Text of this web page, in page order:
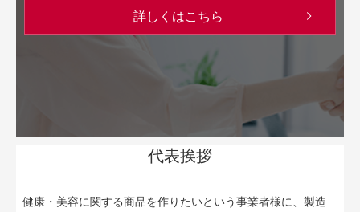
詳しくはこちら
代表挨拶
健康・美容に関する商品を作りたいという事業者様に、製造